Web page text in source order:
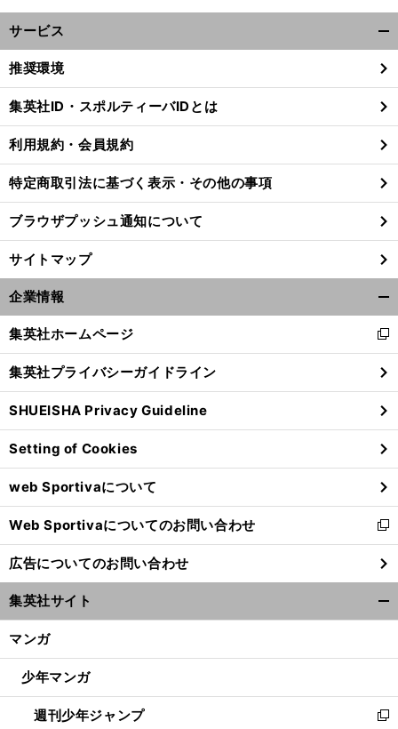
へ
サービス
閉
る
推奨環境
集英社ID・スポルティーバIDとは
利用規約・会員規約
特定商取引法に基づく表示・その他の事項
ブラウザプッシュ通知について
サイトマップ
企業情報
閉
る
集英社ホームページ
新
し
い
ウ
ィ
ン
ド
ウ
で
開
く
集英社プライバシーガイドライン
SHUEISHA Privacy Guideline
Setting of Cookies
web Sportivaについて
Web Sportivaについてのお問い合わせ
新
し
い
ウ
ィ
ン
ウ
開
く
広告についてのお問い合わせ
集英社サイト
マンガ
少年マンガ
週刊少年ジャンプ
新